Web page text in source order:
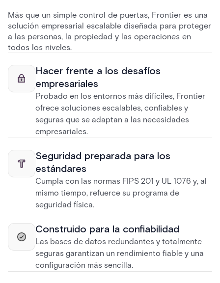
Más que un simple control de puertas, Frontier es una
solución empresarial escalable diseñada para proteger
a las personas, la propiedad y las operaciones en
todos los niveles.
Hacer frente a los desafíos
empresariales
Probado en los entornos más difíciles, Frontier
ofrece soluciones escalables, confiables y
seguras que se adaptan a las necesidades
empresariales.
Seguridad preparada para los
estándares
Cumpla con las normas FIPS 201 y UL 1076 y, al
mismo tiempo, refuerce su programa de
seguridad física.
Construido para la confiabilidad
Las bases de datos redundantes y totalmente
seguras garantizan un rendimiento fiable y una
configuración más sencilla.